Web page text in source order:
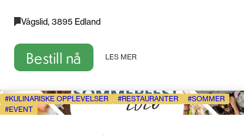
Vågslid, 3895 Edland
Bestill nå LES MER
KULINARISKE OPPLEVELSER RESTAURANTER
SOMMER
EVENT